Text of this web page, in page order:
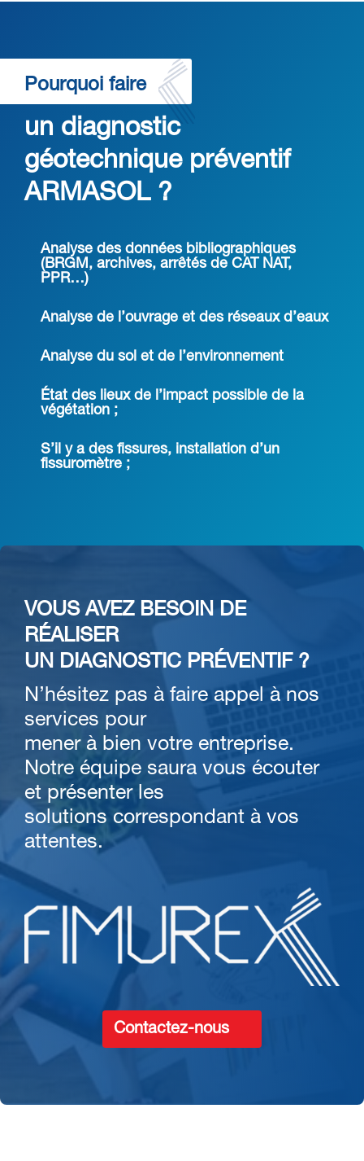
Pourquoi faire
un diagnostic
géotechnique préventif
ARMASOL ?
Analyse des données bibliographiques
(BRGM, archives, arrêtés de CAT NAT,
PPR…)
Analyse de l’ouvrage et des réseaux d’eaux
Analyse du sol et de l’environnement
État des lieux de l’impact possible de la
végétation ;
S’il y a des fissures, installation d’un
fissuromètre ;
VOUS AVEZ BESOIN DE
RÉALISER
UN DIAGNOSTIC PRÉVENTIF ?
N’hésitez pas à faire appel à nos
services pour
mener à bien votre entreprise.
Notre équipe saura vous écouter
et présenter les
solutions correspondant à vos
attentes.
Contactez-nous